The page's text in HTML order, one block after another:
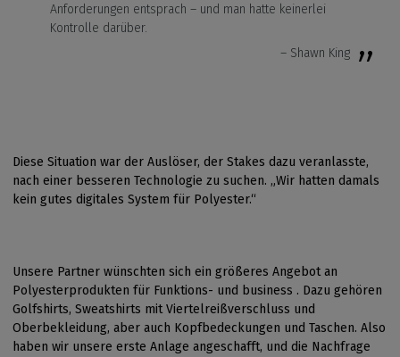
Anforderungen entsprach – und man hatte keinerlei
Kontrolle darüber.
– Shawn King
Diese Situation war der Auslöser, der Stakes dazu veranlasste,
nach einer besseren Technologie zu suchen. „Wir hatten damals
kein gutes digitales System für Polyester.“
Unsere Partner wünschten sich ein größeres Angebot an
Polyesterprodukten für Funktions- und business . Dazu gehören
Golfshirts, Sweatshirts mit Viertelreißverschluss und
Oberbekleidung, aber auch Kopfbedeckungen und Taschen. Also
haben wir unsere erste Anlage angeschafft, und die Nachfrage